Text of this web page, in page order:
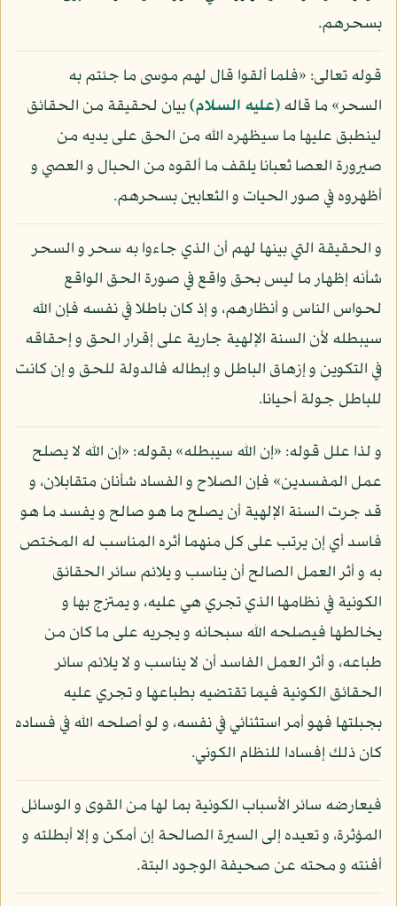
بسحرهم.
قوله تعالى: «فلما ألقوا قال لهم موسى ما جئتم به
السحر» ما قاله(عليه السلام)بيان لحقيقة من الحقائق
لينطبق عليها ما سيظهره الله من الحق على يديه من
صيرورة العصا ثعبانا يلقف ما ألقوه من الحبال و العصي و
أظهروه في صور الحيات و الثعابين بسحرهم.
و الحقيقة التي بينها لهم أن الذي جاءوا به سحر و السحر
شأنه إظهار ما ليس بحق واقع في صورة الحق الواقع
لحواس الناس و أنظارهم، و إذ كان باطلا في نفسه فإن الله
سيبطله لأن السنة الإلهية جارية على إقرار الحق و إحقاقه
في التكوين و إزهاق الباطل و إبطاله فالدولة للحق و إن كانت
للباطل جولة أحيانا.
و لذا علل قوله: «إن الله سيبطله» بقوله: «إن الله لا يصلح
عمل المفسدين» فإن الصلاح و الفساد شأنان متقابلان، و
قد جرت السنة الإلهية أن يصلح ما هو صالح و يفسد ما هو
فاسد أي إن يرتب على كل منهما أثره المناسب له المختص
به و أثر العمل الصالح أن يناسب و يلائم سائر الحقائق
الكونية في نظامها الذي تجري هي عليه، و يمتزج بها و
يخالطها فيصلحه الله سبحانه و يجريه على ما كان من
طباعه، و أثر العمل الفاسد أن لا يناسب و لا يلائم سائر
الحقائق الكونية فيما تقتضيه بطباعها و تجري عليه
بجبلتها فهو أمر استثنائي في نفسه، و لو أصلحه الله في فساده
كان ذلك إفسادا للنظام الكوني.
فيعارضه سائر الأسباب الكونية بما لها من القوى و الوسائل
المؤثرة، و تعيده إلى السيرة الصالحة إن أمكن و إلا أبطلته و
أفنته و محته عن صحيفة الوجود البتة.